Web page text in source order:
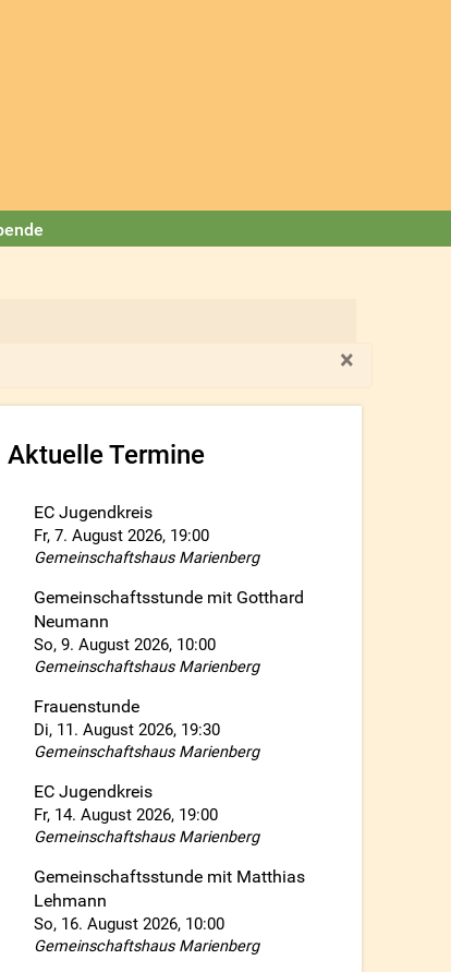
×
anzeigen
Aktuelle Termine
EC Jugendkreis
Fr, 7. August 2026, 19:00
Gemeinschaftshaus Marienberg
Gemeinschaftsstunde mit Gotthard
Neumann
So, 9. August 2026, 10:00
Gemeinschaftshaus Marienberg
Frauenstunde
Di, 11. August 2026, 19:30
Gemeinschaftshaus Marienberg
EC Jugendkreis
Fr, 14. August 2026, 19:00
Gemeinschaftshaus Marienberg
Gemeinschaftsstunde mit Matthias
Lehmann
So, 16. August 2026, 10:00
Gemeinschaftshaus Marienberg